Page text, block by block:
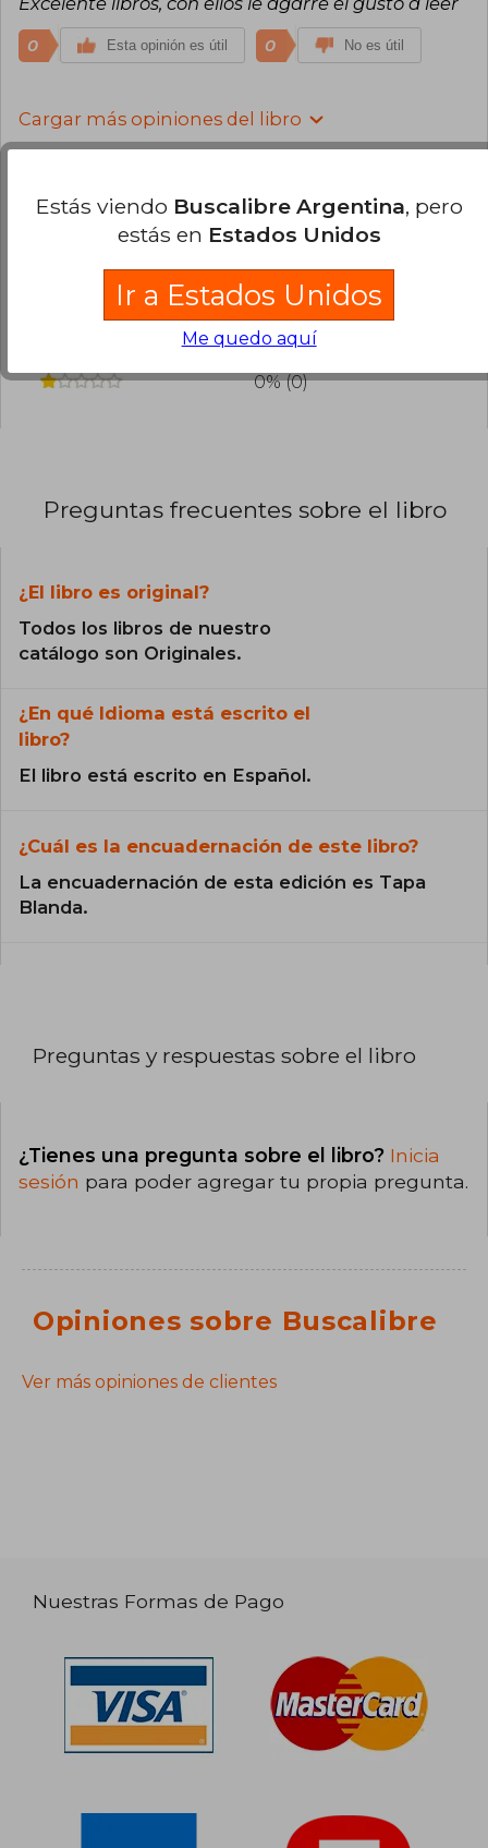
0 Esta opinión es útil 0 No es útil
Cargar más opiniones del libro
100% (19)
0% (0)
0% (0)
Preguntas frecuentes sobre el libro
¿El libro es original?
Todos los libros de nuestro
catálogo son Originales.
¿En qué Idioma está escrito el
libro?
El libro está escrito en Español.
¿Cuál es la encuadernación de este libro?
La encuadernación de esta edición es Tapa
Blanda.
Preguntas y respuestas sobre el libro
¿Tienes una pregunta sobre el libro? Inicia
sesión para poder agregar tu propia pregunta.
Opiniones sobre Buscalibre
Ver más opiniones de clientes
Nuestras Formas de Pago
Estás viendo Buscalibre Argentina, pero
estás en Estados Unidos
Ir a Estados Unidos
Me quedo aquí